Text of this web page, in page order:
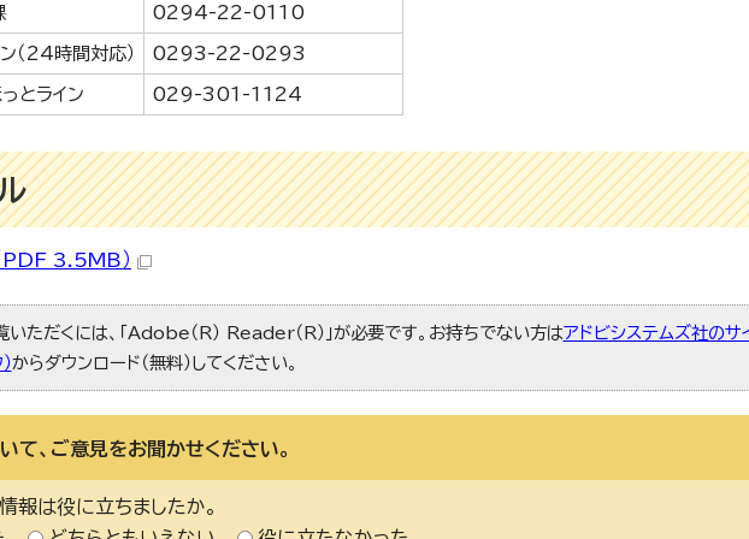
0294-22-0110
（24時間対応） 0293-22-0293
とライン 029-301-1124
PDF 3.5MB）
ただくには、「Adobe（R） Reader（R）」が必要です。お持ちでない方はアドビシステムズ社のサ
からダウンロード（無料）してください。
て、ご意見をお聞かせください。
報は役に立ちましたか。